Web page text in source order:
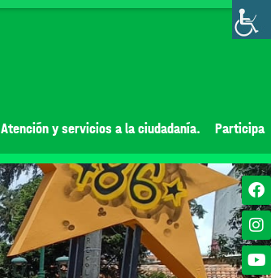
Atención y servicios a la ciudadanía. Participa